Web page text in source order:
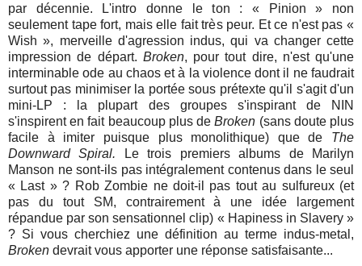
par décennie. L'intro donne le ton : « Pinion » non
seulement tape fort, mais elle fait très peur. Et ce n'est pas «
Wish », merveille d'agression indus, qui va changer cette
impression de départ. Broken, pour tout dire, n'est qu'une
interminable ode au chaos et à la violence dont il ne faudrait
surtout pas minimiser la portée sous prétexte qu'il s'agit d'un
mini-LP : la plupart des groupes s'inspirant de NIN
s'inspirent en fait beaucoup plus deBroken (sans doute plus
facile à imiter puisque plus monolithique) que de The
Downward Spiral. Le trois premiers albums de Marilyn
Manson ne sont-ils pas intégralement contenus dans le seul
« Last » ? Rob Zombie ne doit-il pas tout au sulfureux (et
pas du tout SM, contrairement à une idée largement
répandue par son sensationnel clip) « Hapiness in Slavery »
? Si vous cherchiez une définition au terme indus-metal,
Broken devrait vous apporter une réponse satisfaisante...